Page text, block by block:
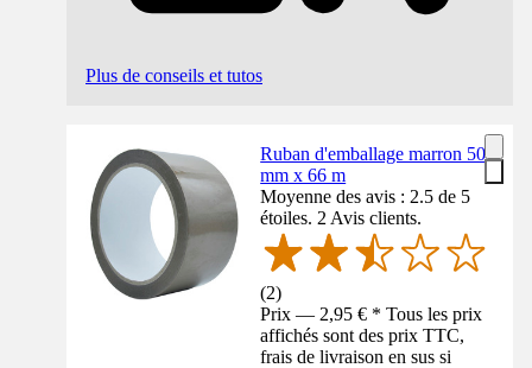
Plus de conseils et tutos
Ruban d'emballage marron 50
mm x 66 m
Moyenne des avis : 2.5 de 5
étoiles. 2 Avis clients.
(2)
Prix — 2,95 € * Tous les prix
affichés sont des prix TTC,
frais de livraison en sus si